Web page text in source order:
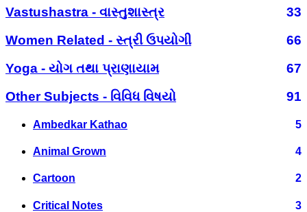
Vastushastra - વાસ્તુશાસ્ત્ર
33
Women Related - સ્ત્રી ઉપયોગી
66
Yoga - યોગ તથા પ્રાણાયામ
67
Other Subjects - વિવિધ વિષયો
91
Ambedkar Kathao 5
Animal Grown 4
Cartoon 2
Critical Notes 3